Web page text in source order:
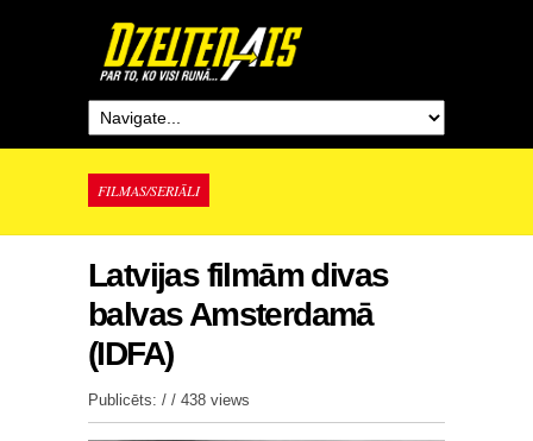
FILMAS/SERIĀLI
Latvijas filmām divas
balvas Amsterdamā
(IDFA)
Publicēts: / / 438 views